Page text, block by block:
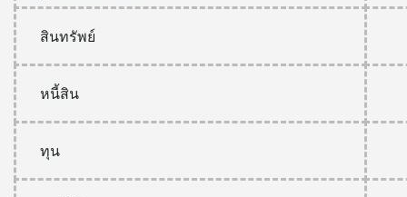
สินทรัพย์
หนี้สิน
ทุน